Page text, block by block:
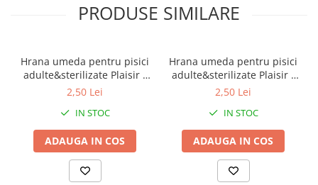
PRODUSE SIMILARE
Hrana umeda pentru pisici
adulte&sterilizate Plaisir -
vita&curcan 100g
2,50 Lei
IN STOC
ADAUGA IN COS
Hrana umeda pentru pisici
adulte&sterilizate Plaisir -
pui&ficat 100g
2,50 Lei
IN STOC
ADAUGA IN COS